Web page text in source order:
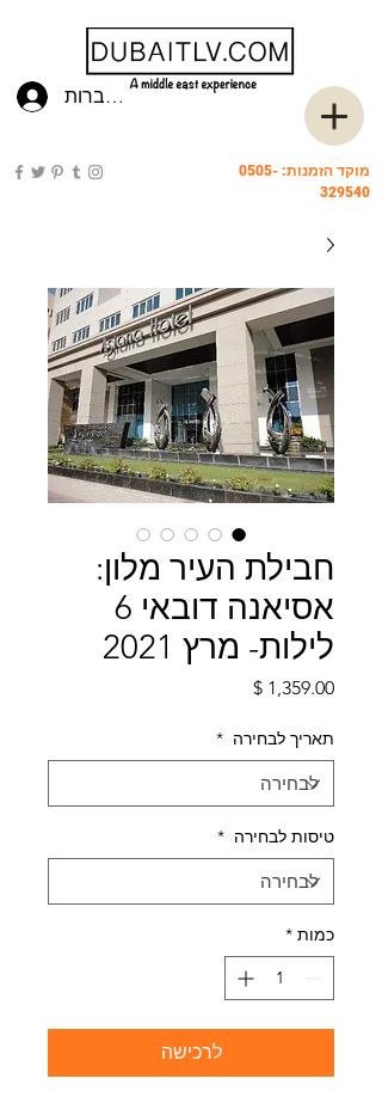
להתחברות
מוקד הזמנות: 0505-
329540
חבילת העיר מלון:
אסיאנה דובאי 6
לילות- מרץ 2021
מחיר
תאריך לבחירה *
טיסות לבחירה *
כמות *
לרכישה